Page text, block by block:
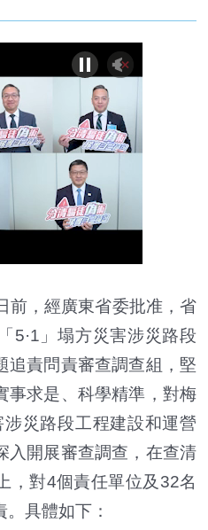
，經廣東省委批准，省
5·1」塌方災害涉災路段
追責問責審查調查組，堅
事求是、科學精準，對梅
災路段工程建設和運營
入開展審查調查，在查清
，對4個責任單位及32名
具體如下：